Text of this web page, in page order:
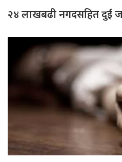
२४ लाखबढी नगदसहित दुई